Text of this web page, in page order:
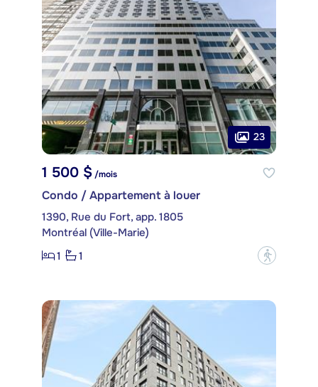
23
1 500 $/mois
Condo / Appartement à louer
1390, Rue du Fort, app. 1805
Montréal (Ville-Marie)
1
1 ?